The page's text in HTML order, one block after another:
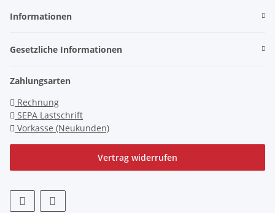
Informationen
Gesetzliche Informationen
Zahlungsarten
Rechnung
SEPA Lastschrift
Vorkasse (Neukunden)
Vertrag widerrufen